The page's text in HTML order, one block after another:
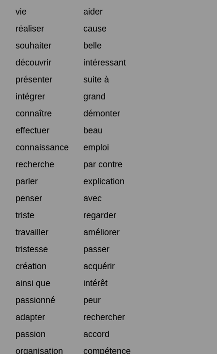
vie
aider
réaliser
cause
souhaiter
belle
découvrir
intéressant
présenter
suite à
intégrer
grand
connaître
démonter
effectuer
beau
connaissance
emploi
recherche
par contre
parler
explication
penser
avec
triste
regarder
travailler
améliorer
tristesse
passer
création
acquérir
ainsi que
intérêt
passionné
peur
adapter
rechercher
passion
accord
organisation
compétence